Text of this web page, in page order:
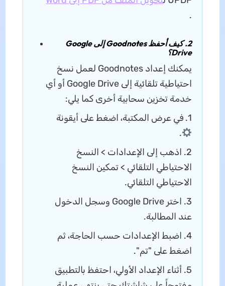
.
2. كيف أحفظ Goodnotes إلى Google
Drive؟
يمكنك إعداد Goodnotes لعمل نسخ
احتياطية تلقائية إلى Google Drive أو أي
خدمة تخزين سحابية أخرى كما يلي:
1. في عرض المكتبة، اضغط على أيقونة
.
2. اذهب إلى الإعدادات > النسخ
الاحتياطي التلقائي > تمكين النسخ
الاحتياطي التلقائي.
3. اختر Google Drive وسجل الدخول
عند المطالبة.
4. اضبط الإعدادات حسب الحاجة، ثم
اضغط على "تم".
5. أثناء الإعداد الأولي، احتفظ بالتطبيق